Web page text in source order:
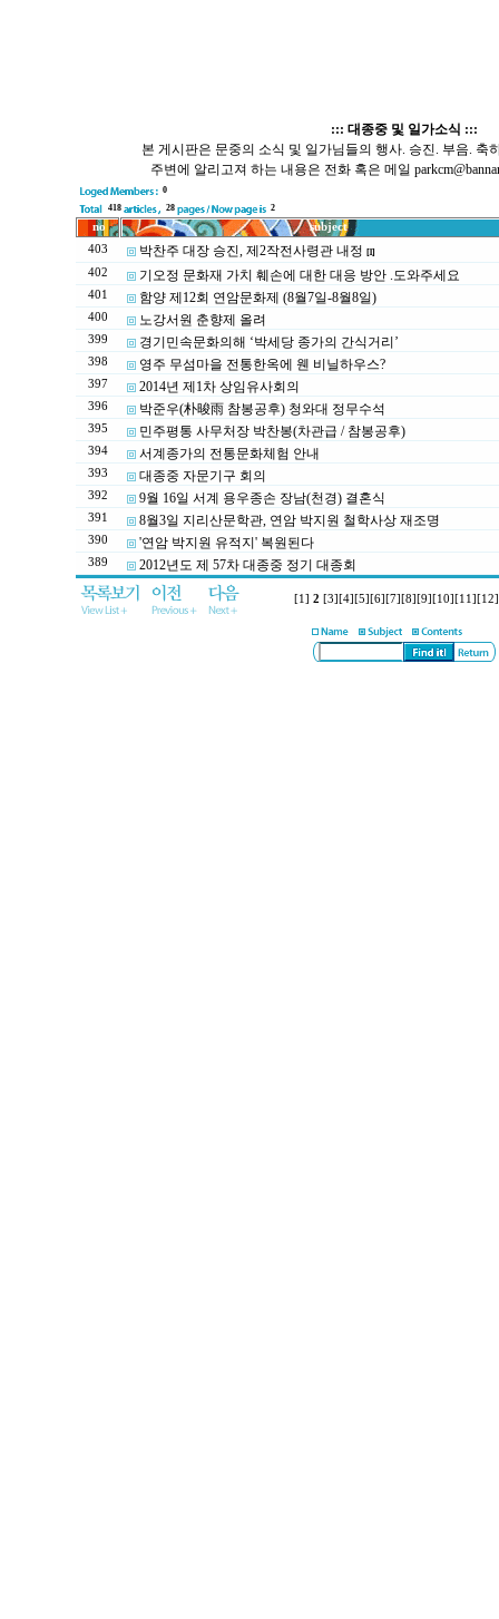
::: 대종중 및 일가소식 :::
본 게시판은 문중의 소식 및 일가님들의 행사. 승진. 부음. 축
주변에 알리고져 하는 내용은 전화 혹은 메일
0
418
28 2
no
subject
403
박찬주 대장 승진, 제2작전사령관 내정 [1]
402 기오정 문화재 가치 훼손에 대한 대응 방안 .도와주세요
401 함양 제12회 연암문화제 (8월7일-8월8일)
400 노강서원 춘향제 올려
399 경기민속문화의해 ‘박세당 종가의 간식거리’
398 영주 무섬마을 전통한옥에 웬 비닐하우스?
397 2014년 제1차 상임유사회의
396 박준우(朴晙雨 참봉공후) 청와대 정무수석
395 민주평통 사무처장 박찬봉(차관급 / 참봉공후)
394 서계종가의 전통문화체험 안내
393 대종중 자문기구 회의
392 9월 16일 서계 용우종손 장남(천경) 결혼식
391 8월3일 지리산문학관, 연암 박지원 철학사상 재조명
390 '연암 박지원 유적지' 복원된다
389 2012년도 제 57차 대종중 정기 대종회
[1] 2 [3] [4] [5] [6] [7] [8] [9] [10] [11] [12]